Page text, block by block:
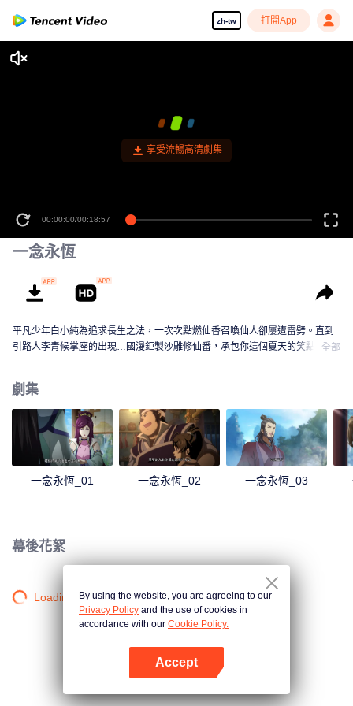
zh-tw 打開App
享受流暢高清劇集
00:00:00/00:18:57
一念永恆
平凡少年白小純為追求長生之法，一次次點燃仙香召喚仙人卻屢遭雷劈。直到
引路人李青候掌座的出現…國漫鉅製沙雕修仙番，承包你這個夏天的笑點！全部
劇集
一念永恆_01 一念永恆_02 一念永恆_03
幕後花絮
Loading…By using the website, you are agreeing to our
Privacy Policy and the use of cookies in
accordance with our Cookie Policy.
Accept